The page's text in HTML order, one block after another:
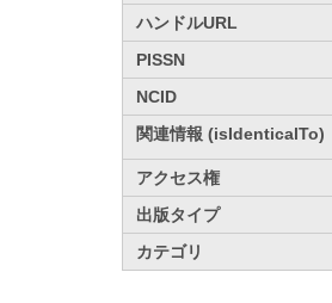
ハンドルURL
PISSN
NCID
関連情報 (isIdenticalTo)
アクセス権
出版タイプ
カテゴリ